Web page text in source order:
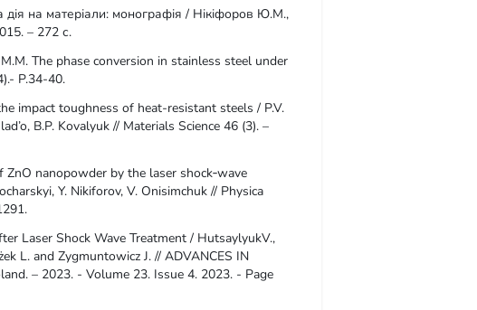
на матеріали: монографія / Нікіфоров Ю.М.,
– 272 с.
The phase conversion in stainless steel under
P.34-40.
impact toughness of heat-resistant steels / P.V.
B.P. Kovalyuk // Materials Science 46 (3). –
nanopowder by the laser shock‐wave
Y. Nikiforov, V. Onisimchuk // Physica
Laser Shock Wave Treatment / HutsaylyukV.,
L. and Zygmuntowicz J. // ADVANCES IN
– 2023. - Volume 23. Issue 4. 2023. - Page